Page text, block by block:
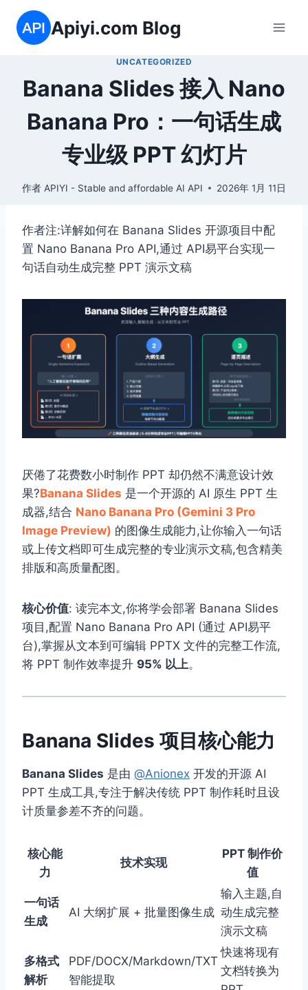
Apiyi.com Blog
UNCATEGORIZED
Banana Slides 接入 Nano
Banana Pro：一句话生成
专业级 PPT 幻灯片
作者 APIYI - Stable and affordable AI API 2026年 1月 11日
作者注:详解如何在 Banana Slides 开源项目中配
置 Nano Banana Pro API,通过 API易平台实现一
句话自动生成完整 PPT 演示文稿
厌倦了花费数小时制作 PPT 却仍然不满意设计效
果?Banana Slides 是一个开源的 AI 原生 PPT 生
成器,结合 Nano Banana Pro (Gemini 3 Pro
Image Preview) 的图像生成能力,让你输入一句话
或上传文档即可生成完整的专业演示文稿,包含精美
排版和高质量配图。
核心价值: 读完本文,你将学会部署 Banana Slides
项目,配置 Nano Banana Pro API (通过 API易平
台),掌握从文本到可编辑 PPTX 文件的完整工作流,
将 PPT 制作效率提升 95% 以上。
Banana Slides 项目核心能力
Banana Slides 是由 @Anionex 开发的开源 AI
PPT 生成工具,专注于解决传统 PPT 制作耗时且设
计质量参差不齐的问题。
核心能
力
技术实现
PPT 制作价
值
一句话
生成
AI 大纲扩展 + 批量图像生成
输入主题,自
动生成完整
演示文稿
多格式
解析
PDF/DOCX/Markdown/TXT
智能提取
快速将现有
文档转换为